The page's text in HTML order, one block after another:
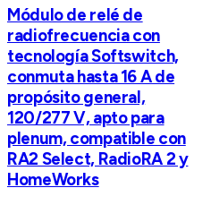
Módulo de relé de
radiofrecuencia con
tecnología Softswitch,
conmuta hasta 16 A de
propósito general,
120/277 V, apto para
plenum, compatible con
RA2 Select, RadioRA 2 y
HomeWorks